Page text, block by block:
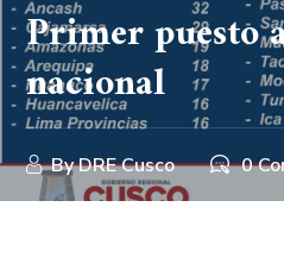
Primer puesto
nacional
ByDRE Cusco 0